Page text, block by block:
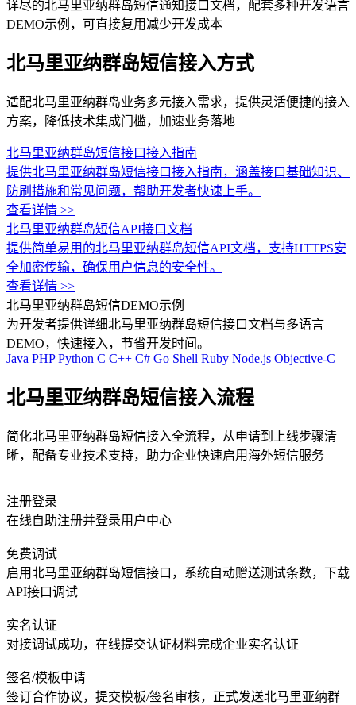
详尽的北马里亚纳群岛短信通知接口文档，配套多种开发语言
DEMO示例，可直接复用减少开发成本
北马里亚纳群岛短信接入方式
适配北马里亚纳群岛业务多元接入需求，提供灵活便捷的接入
方案，降低技术集成门槛，加速业务落地
北马里亚纳群岛短信接口接入指南
提供北马里亚纳群岛短信接口接入指南，涵盖接口基础知识、
防刷措施和常见问题，帮助开发者快速上手。
查看详情 >>
北马里亚纳群岛短信API接口文档
提供简单易用的北马里亚纳群岛短信API文档，支持HTTPS安
全加密传输，确保用户信息的安全性。
查看详情 >>
北马里亚纳群岛短信DEMO示例
为开发者提供详细北马里亚纳群岛短信接口文档与多语言
DEMO，快速接入，节省开发时间。
Java PHP Python C C++ C# Go Shell Ruby Node.js Objective-C
北马里亚纳群岛短信接入流程
简化北马里亚纳群岛短信接入全流程，从申请到上线步骤清
晰，配备专业技术支持，助力企业快速启用海外短信服务
注册登录
在线自助注册并登录用户中心
免费调试
启用北马里亚纳群岛短信接口，系统自动赠送测试条数，下载
API接口调试
实名认证
对接调试成功，在线提交认证材料完成企业实名认证
签名/模板申请
签订合作协议，提交模板/签名审核，正式发送北马里亚纳群